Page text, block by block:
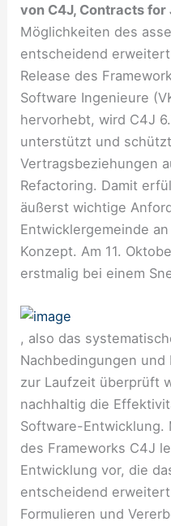
von C4J, Contracts for
Möglichkeiten des
entscheidend
Release des
Software Ingenieure
hervorhebt, wird C4J
unterstützt und
Vertragsbeziehungen
Refactoring. Damit
äußerst wichtige
Entwicklergemeinde
Konzept. Am 11.
erstmalig bei einem
, also das
Nachbedingungen
zur Laufzeit überprüft
nachhaltig die
Software-Entwicklung.
des Frameworks C4J
Entwicklung vor, die
entscheidend
Formulieren und